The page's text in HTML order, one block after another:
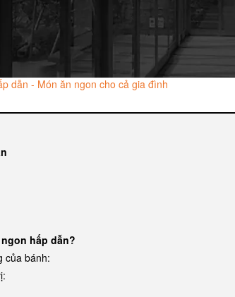
dẫn - Món ăn ngon cho cả gia đình
hấp dẫn?
của bánh: